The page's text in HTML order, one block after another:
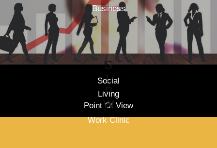
Business
S
Social
L
Living
P
Point Of View
W
Work Clinic